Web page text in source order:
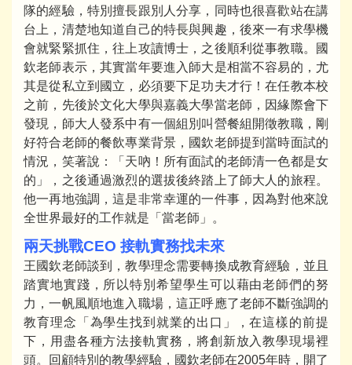
隊的經驗，特別擅長跟別人分享，同時也很喜歡站在講
台上，清楚地知道自己的特長與興趣，後來一有求學機
會就緊緊抓住，往上攻讀博士，之後順利從事教職。國
欽老師表示，其實當年要進入師大是相當不容易的，尤
其是從私立到國立，必須要下足功夫才行！在任教本校
之前，先後於文化大學與嘉義大學當老師，因緣際會下
發現，師大人發系中有一個組別叫營餐組開徵教職，剛
好符合老師的餐飲專業背景，國欽老師提到當時面試的
情況，笑著說：「天吶！所有面試的老師清一色都是女
的」，之後通過激烈的選拔後終踏上了師大人的旅程。
他一再地強調，這是非常幸運的一件事，因為對他來說
全世界最好的工作就是「當老師」。
兩天挑戰CEO 接軌實務找未來
王國欽老師談到，教學理念需要轉換成教育經驗，並且
踏實地實踐，所以特別希望學生可以藉由老師們的努
力，一帆風順地進入職場，這正呼應了老師不斷強調的
教育理念「為學生找到就業的出口」，在這樣的前提
下，用盡各種方法接軌實務，將創新放入教學現場裡
頭。回顧特別的教學經驗，國欽老師在2005年時，開了